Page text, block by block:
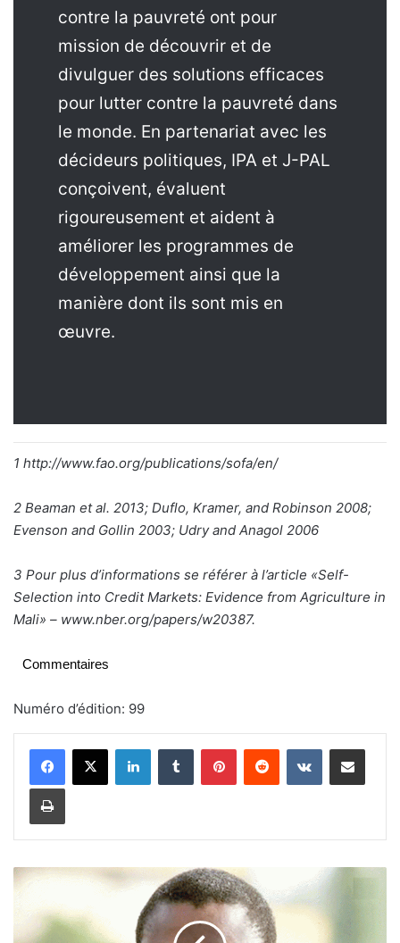
contre la pauvreté ont pour
mission de découvrir et de
divulguer des solutions efficaces
pour lutter contre la pauvreté dans
le monde. En partenariat avec les
décideurs politiques, IPA et J-PAL
conçoivent, évaluent
rigoureusement et aident à
améliorer les programmes de
développement ainsi que la
manière dont ils sont mis en
œuvre.
1 http://www.fao.org/publications/sofa/en/
2 Beaman et al. 2013; Duflo, Kramer, and Robinson 2008;
Evenson and Gollin 2003; Udry and Anagol 2006
3 Pour plus d’informations se référer à l’article «Self-
Selection into Credit Markets: Evidence from Agriculture in
Mali» – www.nber.org/papers/w20387.
Commentaires
Numéro d’édition: 99
P